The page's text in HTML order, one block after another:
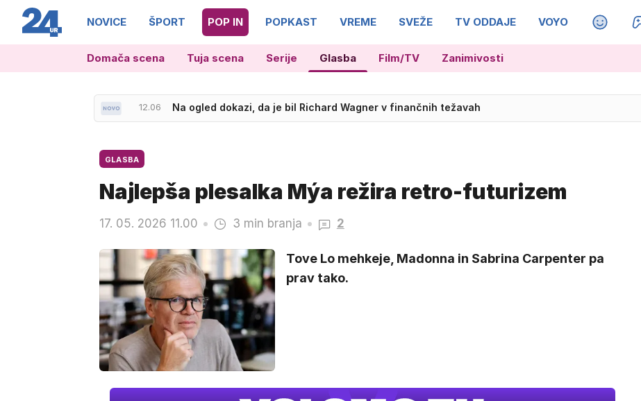
NOVICE ŠPORT POP IN POPKAST VREME SVEŽE TV ODDAJE VOYO MAGAZIN
Domača scena Tuja scena Serije Glasba Film/TV Zanimivosti
12.06 Na ogled dokazi, da je bil Richard Wagner v finančnih težavah
GLASBA
Najlepša plesalka Mýa režira retro-futurizem
17. 05. 2026 11.00 3 min branja 2
Tove Lo mehkeje, Madonna in Sabrina Carpenter pa
prav tako.